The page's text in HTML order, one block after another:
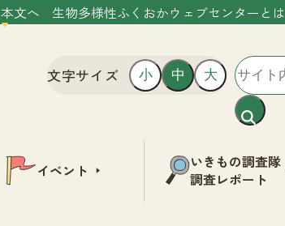
本文へ 生物多様性ふくおかウェブセンターとは
文字サイズ 小 中 大
イベント
いきもの調査隊
調査レポート